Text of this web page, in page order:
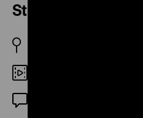
Strop